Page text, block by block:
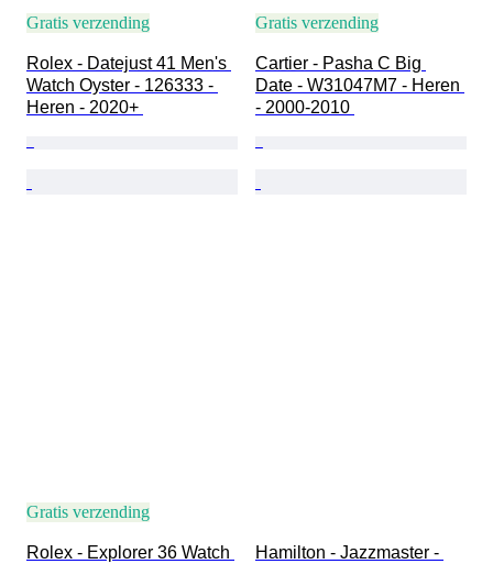
Gratis verzending
Rolex - Datejust 41 Men's
Watch Oyster - 126333 -
Heren - 2020+
Gratis verzending
Cartier - Pasha C Big
Date - W31047M7 - Heren
- 2000-2010
Gratis verzending
Rolex - Explorer 36 Watch
Hamilton - Jazzmaster -